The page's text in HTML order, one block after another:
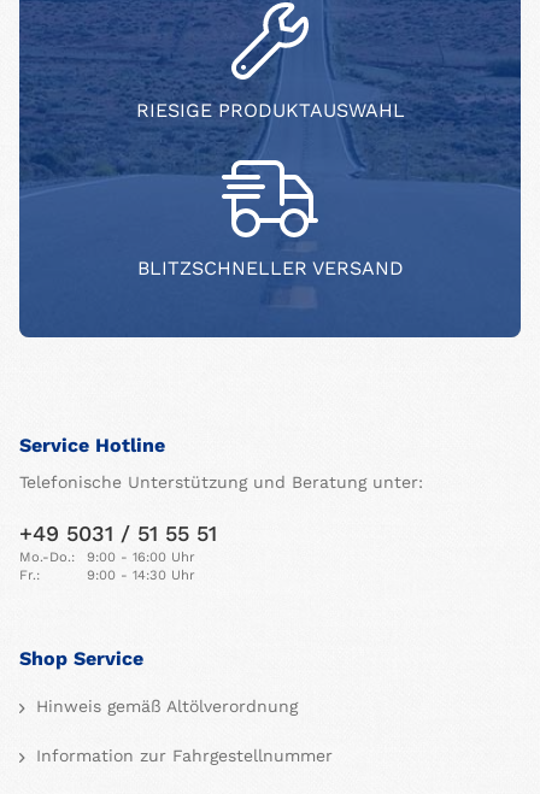
RIESIGE PRODUKTAUSWAHL
BLITZSCHNELLER VERSAND
Service Hotline
Telefonische Unterstützung und Beratung unter:
+49 5031 / 51 55 51
Mo.-Do.:
9:00 - 16:00 Uhr
Fr.:
9:00 - 14:30 Uhr
Shop Service
Hinweis gemäß Altölverordnung
Information zur Fahrgestellnummer